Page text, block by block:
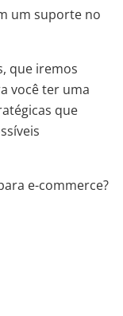
um suporte no
que iremos
você ter uma
que
e-commerce?